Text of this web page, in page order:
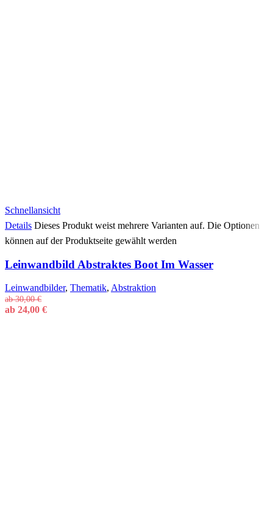
Schnellansicht
Details Dieses Produkt weist mehrere Varianten auf. Die Optionen
können auf der Produktseite gewählt werden
Leinwandbild Abstraktes Boot Im Wasser
Leinwandbilder, Thematik, Abstraktion
ab30,00€
ab 24,00 €